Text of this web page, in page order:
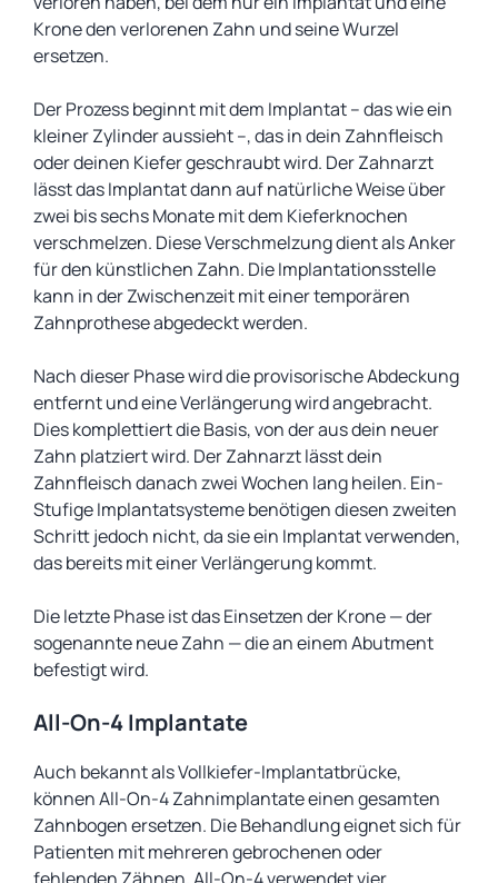
Krone den verlorenen Zahn und seine Wurzel
ersetzen.
Der Prozess beginnt mit dem Implantat – das wie ein
kleiner Zylinder aussieht –, das in dein Zahnfleisch
oder deinen Kiefer geschraubt wird. Der Zahnarzt
lässt das Implantat dann auf natürliche Weise über
zwei bis sechs Monate mit dem Kieferknochen
verschmelzen. Diese Verschmelzung dient als Anker
für den künstlichen Zahn. Die Implantationsstelle
kann in der Zwischenzeit mit einer temporären
Zahnprothese abgedeckt werden.
Nach dieser Phase wird die provisorische Abdeckung
entfernt und eine Verlängerung wird angebracht.
Dies komplettiert die Basis, von der aus dein neuer
Zahn platziert wird. Der Zahnarzt lässt dein
Zahnfleisch danach zwei Wochen lang heilen. Ein-
Stufige Implantatsysteme benötigen diesen zweiten
Schritt jedoch nicht, da sie ein Implantat verwenden,
das bereits mit einer Verlängerung kommt.
Die letzte Phase ist das Einsetzen der Krone — der
sogenannte neue Zahn — die an einem Abutment
befestigt wird.
All-On-4 Implantate
Auch bekannt als Vollkiefer-Implantatbrücke,
können All-On-4 Zahnimplantate einen gesamten
Zahnbogen ersetzen. Die Behandlung eignet sich für
Patienten mit mehreren gebrochenen oder